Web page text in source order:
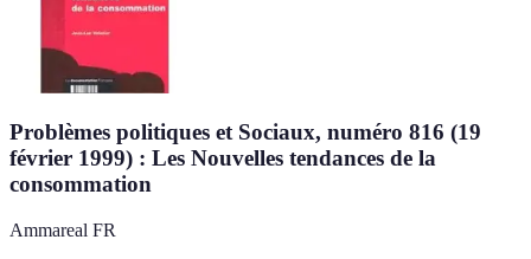
Problèmes politiques et Sociaux, numéro 816 (19
février 1999) : Les Nouvelles tendances de la
consommation
Ammareal FR